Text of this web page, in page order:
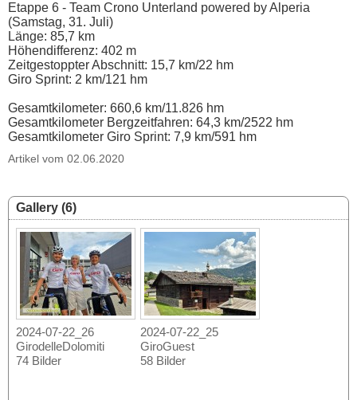
Etappe 6 - Team Crono Unterland powered by Alperia
(Samstag, 31. Juli)
Länge: 85,7 km
Höhendifferenz: 402 m
Zeitgestoppter Abschnitt: 15,7 km/22 hm
Giro Sprint: 2 km/121 hm
Gesamtkilometer: 660,6 km/11.826 hm
Gesamtkilometer Bergzeitfahren: 64,3 km/2522 hm
Gesamtkilometer Giro Sprint: 7,9 km/591 hm
Artikel vom 02.06.2020
Gallery (6)
2024-07-22_26
GirodelleDolomiti
74 Bilder
2024-07-22_25
GiroGuest
58 Bilder